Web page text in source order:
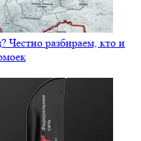
Честно разбираем, кто и